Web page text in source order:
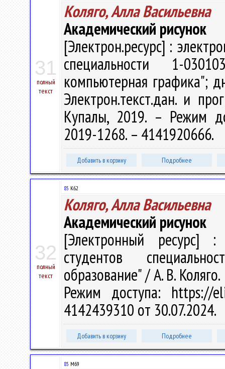
31
полный
текст
Коляго, Алла Васильевна
Академический рисунок
[Электрон.ресурс] :
специальности 1-
компьютерная графика";
Электрон.текст.дан. и
Купалы, 2019. – Режим
2019-1268. – 4141920666.
Добавить в корзину Подробнее
32
полный
текст
85 К62
Коляго, Алла Васильевна
Академический рисунок
[Электронный ресурс] :
студентов
образование" / А. В.
Режим доступа: https://
4142439310 от 30.07.2024.
Добавить в корзину Подробнее
85 М69